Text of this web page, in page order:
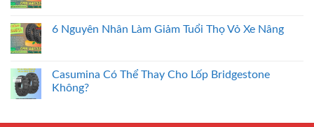
6 Nguyên Nhân Làm Giảm Tuổi Thọ Vỏ Xe Nâng
Casumina Có Thể Thay Cho Lốp Bridgestone
Không?